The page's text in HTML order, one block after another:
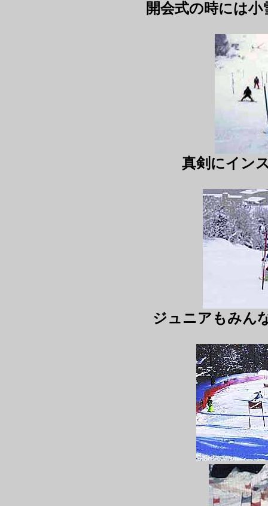
開会式の時には
真剣にイン
ジュニアもみん